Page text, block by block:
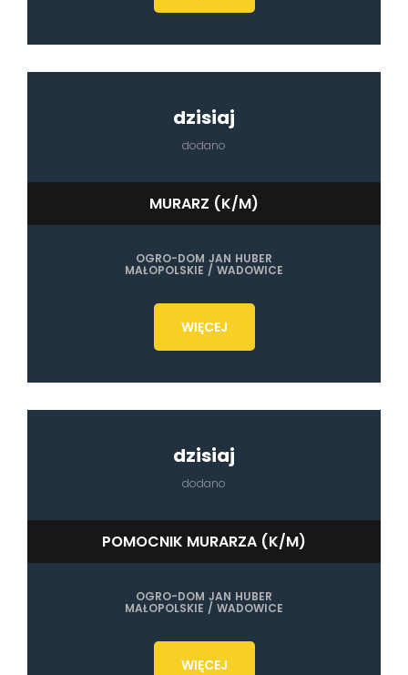
dzisiaj
dodano
MURARZ (K/M)
OGRO-DOM JAN HUBER
MAŁOPOLSKIE / WADOWICE
WIĘCEJ
dzisiaj
dodano
POMOCNIK MURARZA (K/M)
OGRO-DOM JAN HUBER
MAŁOPOLSKIE / WADOWICE
WIĘCEJ